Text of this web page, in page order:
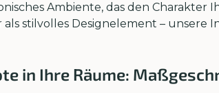
Ambiente, das den
stilvolles Designelement – unsere
in Ihre Räume: